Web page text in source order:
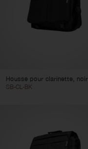
Housse pour clarinette, noir
SB-CL-BK